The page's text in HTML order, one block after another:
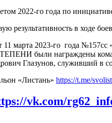
2022-го года по
результативность в ходе
марта 2023-го года
награждены командир
Глазунов, служивший в
«Листань» https://t.me/
vk.com/